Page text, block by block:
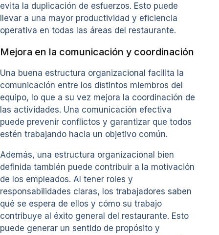
evita la duplicación de esfuerzos. Esto puede
llevar a una mayor productividad y eficiencia
operativa en todas las áreas del restaurante.
Mejora en la comunicación y coordinación
Una buena estructura organizacional facilita la
comunicación entre los distintos miembros del
equipo, lo que a su vez mejora la coordinación de
las actividades. Una comunicación efectiva
puede prevenir conflictos y garantizar que todos
estén trabajando hacia un objetivo común.
Además, una estructura organizacional bien
definida también puede contribuir a la motivación
de los empleados. Al tener roles y
responsabilidades claras, los trabajadores saben
qué se espera de ellos y cómo su trabajo
contribuye al éxito general del restaurante. Esto
puede generar un sentido de propósito y